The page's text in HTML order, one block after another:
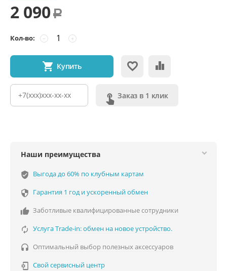
2 090 Р
Кол-во: +
−
Купить
Заказ в 1 клик
Наши преимущества
verified_user Выгода до 60% по клубным картам
 Гарантия 1 год и ускоренный обмен
 Заботливые квалифицированные сотрудники
 Услуга Trade-in: обмен на новое устройство.
 Оптимальный выбор полезных аксессуаров
 Свой сервисный центр